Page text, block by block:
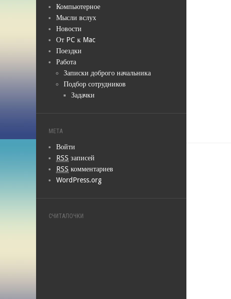
Компьютерное
Мысли вслух
Новости
От PC к Mac
Поездки
Работа
Записки доброго начальника
Подбор сотрудников
Задачки
МЕТА
Войти
RSS записей
RSS комментариев
WordPress.org
СЧИТАЛОЧКИ